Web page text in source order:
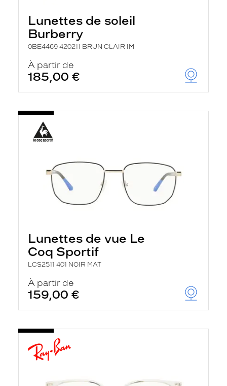
Lunettes de soleil
Burberry
0BE4469 420211 BRUN CLAIR IM
À partir de
185,00 €
Lunettes de vue Le
Coq Sportif
LCS2511 401 NOIR MAT
À partir de
159,00 €